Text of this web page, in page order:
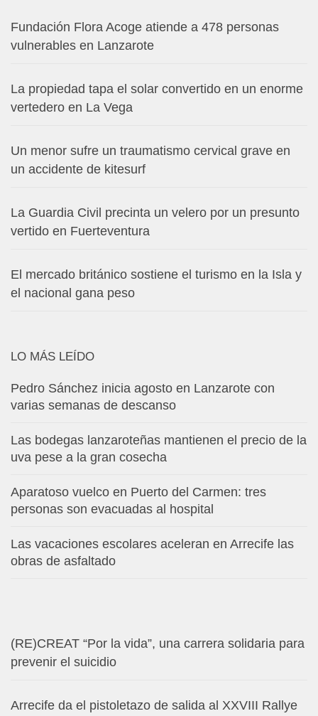
Fundación Flora Acoge atiende a 478 personas
vulnerables en Lanzarote
La propiedad tapa el solar convertido en un enorme
vertedero en La Vega
Un menor sufre un traumatismo cervical grave en
un accidente de kitesurf
La Guardia Civil precinta un velero por un presunto
vertido en Fuerteventura
El mercado británico sostiene el turismo en la Isla y
el nacional gana peso
LO MÁS LEÍDO
Pedro Sánchez inicia agosto en Lanzarote con
varias semanas de descanso
Las bodegas lanzaroteñas mantienen el precio de la
uva pese a la gran cosecha
Aparatoso vuelco en Puerto del Carmen: tres
personas son evacuadas al hospital
Las vacaciones escolares aceleran en Arrecife las
obras de asfaltado
(RE)CREAT “Por la vida”, una carrera solidaria para
prevenir el suicidio
Arrecife da el pistoletazo de salida al XXVIII Rallye